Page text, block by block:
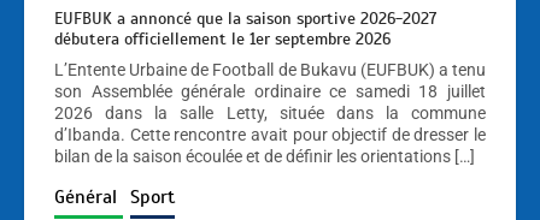
EUFBUK a annoncé que la saison sportive 2026-2027
débutera officiellement le 1er septembre 2026
L’Entente Urbaine de Football de Bukavu (EUFBUK) a tenu
son Assemblée générale ordinaire ce samedi 18 juillet
2026 dans la salle Letty, située dans la commune
d’Ibanda. Cette rencontre avait pour objectif de dresser le
bilan de la saison écoulée et de définir les orientations […]
Général Sport